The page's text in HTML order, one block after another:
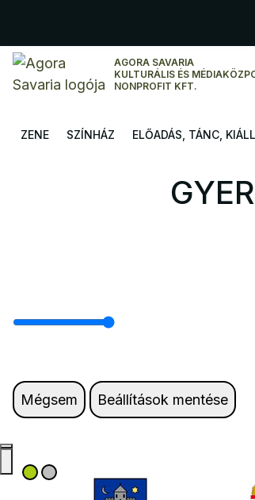
AGORA SAVARIA
KULTURÁLIS ÉS
NONPROFIT KFT.
ZENE SZÍNHÁZ ELŐADÁS, TÁNC,
Mégsem Beállítások mentése